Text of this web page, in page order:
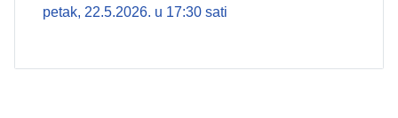
petak, 22.5.2026. u 17:30 sati